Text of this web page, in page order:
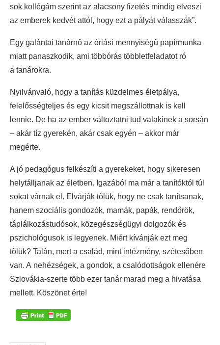
sok kollégám szerint az alacsony fizetés mindig elveszi
az emberek kedvét attól, hogy ezt a pályát válasszák”.
Egy galántai tanárnő az óriási mennyiségű papírmunka
miatt panaszkodik, ami többórás többletfeladatot ró
a tanárokra.
Nyilvánvaló, hogy a tanítás küzdelmes életpálya,
felelősségteljes és egy kicsit megszállottnak is kell
lennie. De ha az ember változtatni tud valakinek a sorsán
– akár tíz gyerekén, akár csak egyén – akkor már
megérte.
A jó pedagógus felkészíti a gyerekeket, hogy sikeresen
helytálljanak az életben. Igazából ma már a tanítóktól túl
sokat várnak el. Elvárják tőlük, hogy ne csak tanítsanak,
hanem szociális gondozók, mamák, papák, rendőrök,
táplálkozástudósok, közegészségügyi dolgozók és
pszichológusok is legyenek. Miért kívánják ezt meg
tőlük? Talán, mert a család, mint intézmény, szétesőben
van. A nehézségek, a gondok, a csalódottságok ellenére
Szlovákia-szerte több ezer tanár marad meg a hivatása
mellett. Köszönet érte!